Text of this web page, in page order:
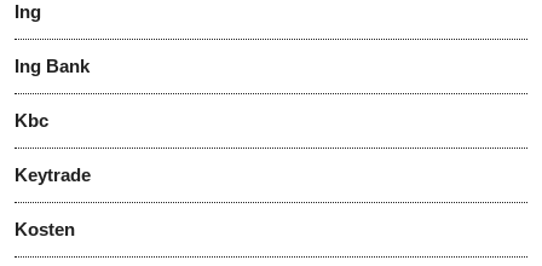
Ing
Ing Bank
Kbc
Keytrade
Kosten